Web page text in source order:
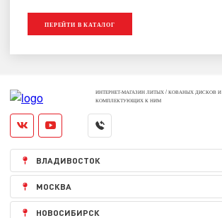
ПЕРЕЙТИ В КАТАЛОГ
ИНТЕРНЕТ-МАГАЗИН ЛИТЫХ / КОВАНЫХ ДИСКОВ И
КОМПЛЕКТУЮЩИХ К НИМ
ВЛАДИВОСТОК
МОСКВА
НОВОСИБИРСК